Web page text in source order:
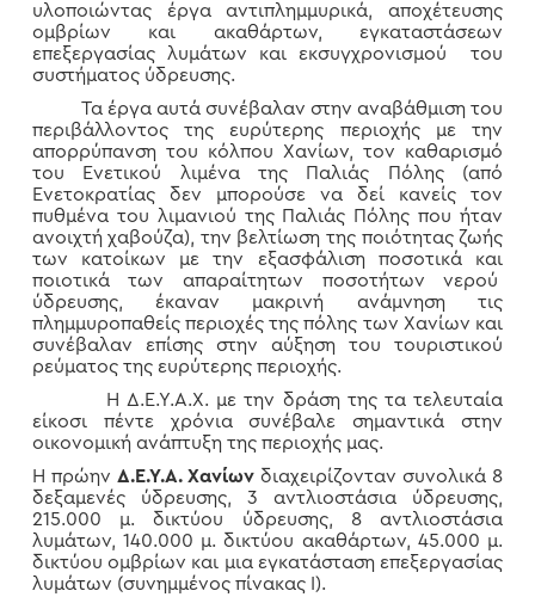
υλοποιώντας έργα αντιπλημμυρικά, αποχέτευσης
ομβρίων και ακαθάρτων, εγκαταστάσεων
επεξεργασίας λυμάτων και εκσυγχρονισμού του
συστήματος ύδρευσης.
Τα έργα αυτά συνέβαλαν στην αναβάθμιση του
περιβάλλοντος της ευρύτερης περιοχής με την
απορρύπανση του κόλπου Χανίων, τον καθαρισμό
του Ενετικού λιμένα της Παλιάς Πόλης (από
Ενετοκρατίας δεν μπορούσε να δεί κανείς τον
πυθμένα του λιμανιού της Παλιάς Πόλης που ήταν
ανοιχτή χαβούζα), την βελτίωση της ποιότητας ζωής
των κατοίκων με την εξασφάλιση ποσοτικά και
ποιοτικά των απαραίτητων ποσοτήτων νερού
ύδρευσης, έκαναν μακρινή ανάμνηση τις
πλημμυροπαθείς περιοχές της πόλης των Χανίων και
συνέβαλαν επίσης στην αύξηση του τουριστικού
ρεύματος της ευρύτερης περιοχής.
Η Δ.Ε.Υ.Α.Χ. με την δράση της τα τελευταία
είκοσι πέντε χρόνια συνέβαλε σημαντικά στην
οικονομική ανάπτυξη της περιοχής μας.
Η πρώην Δ.Ε.Υ.Α. Χανίων διαχειρίζονταν συνολικά 8
δεξαμενές ύδρευσης, 3 αντλιοστάσια ύδρευσης,
215.000 μ. δικτύου ύδρευσης, 8 αντλιοστάσια
λυμάτων, 140.000 μ. δικτύου ακαθάρτων, 45.000 μ.
δικτύου ομβρίων και μια εγκατάσταση επεξεργασίας
λυμάτων (συνημμένος πίνακας Ι).